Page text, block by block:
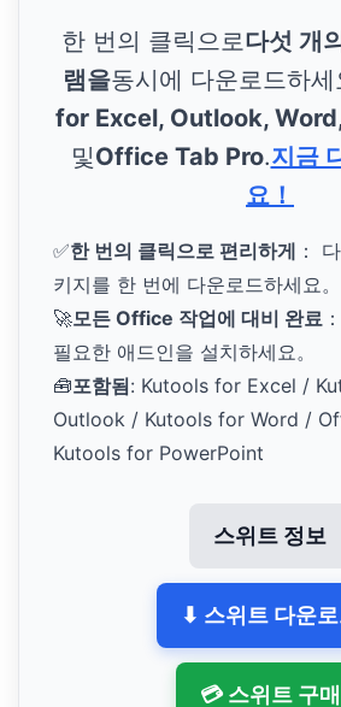
한 번의 클릭으로다섯 개
램을동시에 다운로드하
for Excel, Outlook,
및Office Tab Pro.지금
요！
✅한 번의 클릭으로 편리하게 ：
키지를 한 번에 다운로드하세요。
🚀모든 Office 작업에 대비 완료
필요한 애드인을 설치하세요。
🧰포함됨: Kutools for Excel /
Outlook / Kutools for Word /
Kutools for PowerPoint
스위트 정보
⬇ 스위트 다운
💳 스위트 구매